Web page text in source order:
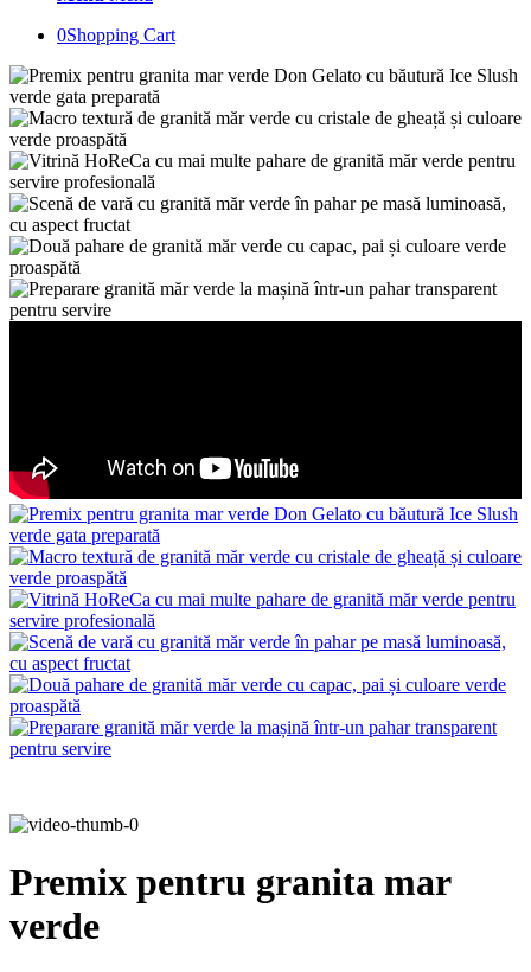
0Shopping Cart
Premix pentru granita mar
verde